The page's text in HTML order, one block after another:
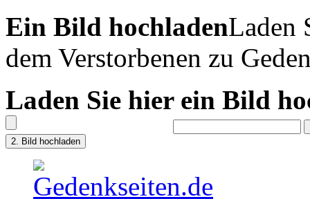
Ein Bild hochladenLaden
dem Verstorbenen zu
Laden Sie hier ein Bild